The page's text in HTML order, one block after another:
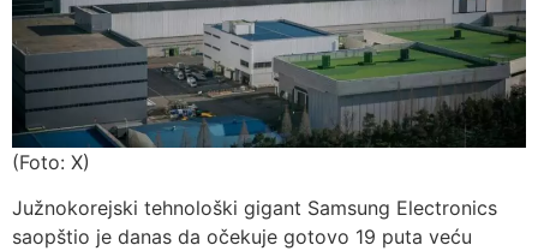
(Foto: X)
Južnokorejski tehnološki gigant Samsung Electronics
saopštio je danas da očekuje gotovo 19 puta veću